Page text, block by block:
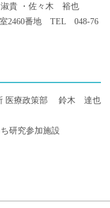
貴 ・佐々木 裕也
2460番地 TEL 048-76
医療政策部 鈴木 達也
研究参加施設